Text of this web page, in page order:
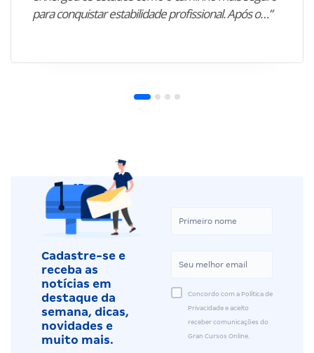
para conquistar estabilidade profissional. Após o…”
Cadastre-se e
receba as
notícias em
destaque da
semana, dicas,
novidades e
muito mais.
Concordo com a Política de
Privacidade e aceito
receber comunicações do
Gran Cursos Online.